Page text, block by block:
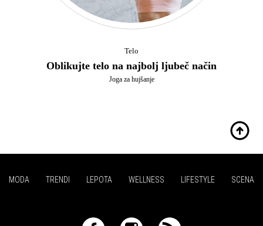
Telo
Oblikujte telo na najbolj ljubeč način
Joga za hujšanje
MODA TRENDI LEPOTA WELLNESS LIFESTYLE SCENA